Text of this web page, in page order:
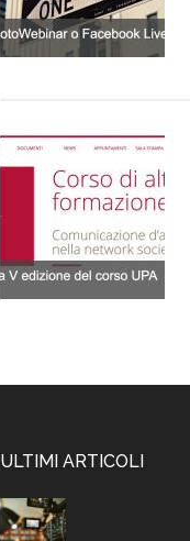
ULTIMI ARTICOLI